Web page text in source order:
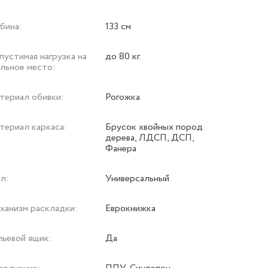
133 см
нагрузка на
место:
до 80 кг.
обивки: Рогожка
каркаса: Брусок хвойных пород
дерева, ЛДСП, ДСП,
Фанера
Универсальный
раскладки: Еврокнижка
ящик: Да